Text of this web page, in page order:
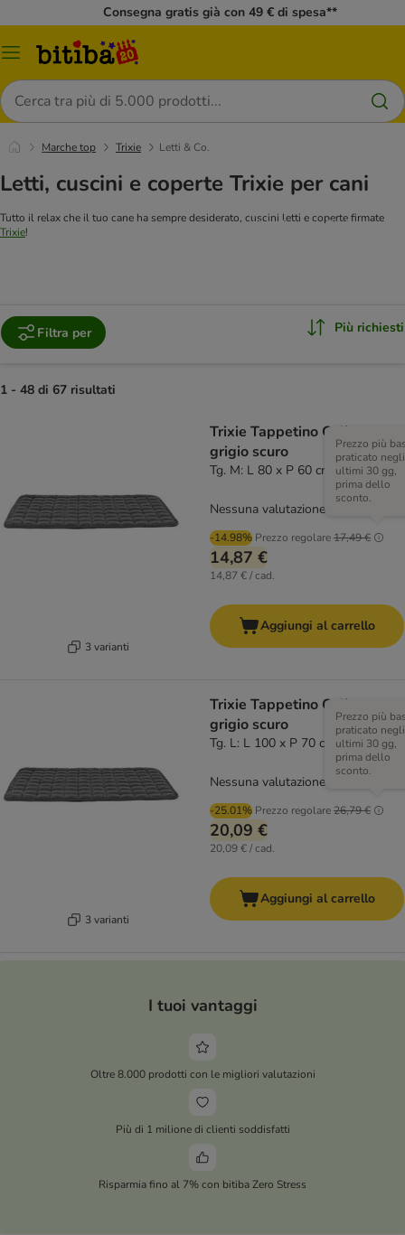
Consegna gratis già con 49 € di spesa**
Overview
Cerca
Marche top Trixie Letti & Co.
Letti, cuscini e coperte Trixie per cani
Tutto il relax che il tuo cane ha sempre desiderato, cuscini letti e coperte firmate
Trixie!
Vai alle cucce Trixie
Filtra per Più richiesti
1 - 48 di 67 risultati
3 varianti
Trixie Tappetino Caliente,
grigio scuro
Tg. M: L 80 x P 60 cm
-14.98% Prezzo regolare17,49 €
Prezzo più
praticato negli
ultimi 30 gg,
prima dello
sconto.
14,87 €
14,87 € / cad.
Nessuna valutazione
Aggiungi al carrello
3 varianti
Trixie Tappetino Caliente,
grigio scuro
Tg. L: L 100 x P 70 cm
-25.01% Prezzo regolare26,79 €
Prezzo più
praticato negli
ultimi 30 gg,
prima dello
sconto.
20,09 €
20,09 € / cad.
Nessuna valutazione
Aggiungi al carrello
I tuoi vantaggi
Oltre 8.000 prodotti con le migliori valutazioni
Più di 1 milione di clienti soddisfatti
Risparmia fino al 7% con bitiba Zero Stress